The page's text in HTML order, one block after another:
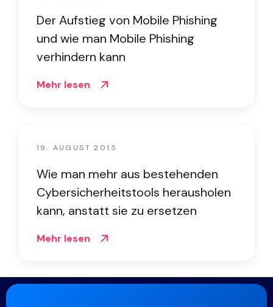
Der Aufstieg von Mobile Phishing
und wie man Mobile Phishing
verhindern kann
Mehr lesen
19. AUGUST 2015
Wie man mehr aus bestehenden
Cybersicherheitstools herausholen
kann, anstatt sie zu ersetzen
Mehr lesen